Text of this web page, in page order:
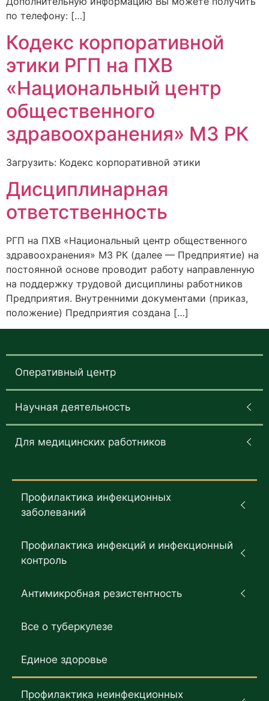
по телефону: […]
Кодекс корпоративной
этики РГП на ПХВ
«Национальный центр
общественного
здравоохранения» МЗ РК
Загрузить: Кодекс корпоративной этики
Дисциплинарная
ответственность
РГП на ПХВ «Национальный центр общественного
здравоохранения» МЗ РК (далее — Предприятие) на
постоянной основе проводит работу направленную
на поддержку трудовой дисциплины работников
Предприятия. Внутренними документами (приказ,
положение) Предприятия создана […]
Оперативный центр
Научная деятельность
Для медицинских работников
Профилактика инфекционных
заболеваний
Профилактика инфекций и инфекционный
контроль
Антимикробная резистентность
Все о туберкулезе
Единое здоровье
Профилактика неинфекционных